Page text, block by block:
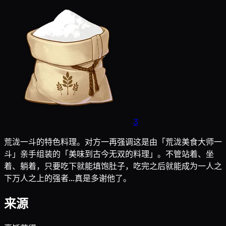
3
荒泷一斗的特色料理。对方一再强调这是由「荒泷美食大师一
斗」亲手组装的「美味到古今无双的料理」。不管站着、坐
着、躺着，只要吃下就能填饱肚子，吃完之后就能成为一人之
下万人之上的强者…真是多谢他了。
来源